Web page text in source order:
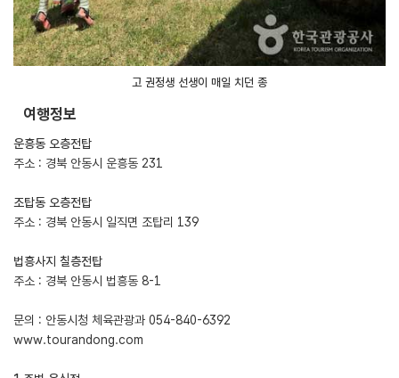
고 권정생 선생이 매일 치던 종
여행정보
운흥동 오층전탑
주소 : 경북 안동시 운흥동 231
조탑동 오층전탑
주소 : 경북 안동시 일직면 조탑리 139
법흥사지 칠층전탑
주소 : 경북 안동시 법흥동 8-1
문의 : 안동시청 체육관광과 054-840-6392
www.tourandong.com